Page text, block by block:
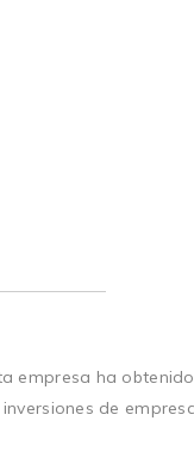
empresa ha
inversiones de